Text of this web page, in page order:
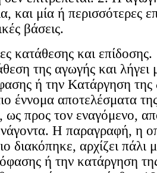
και μία ή περισσότερες
βάσεις.
κατάθεσης και
της αγωγής και
ή την Κατάργηση
έννομα αποτελέσματα
ως προς τον εναγόμενο,
Η παραγραφή, η
διακόπηκε, αρχίζει πάλι
ή την κατάργηση